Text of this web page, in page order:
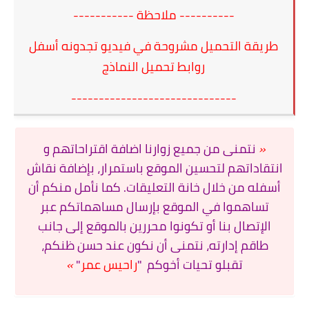
---------- ملاحظة -----------
طريقة التحميل مشروحة في فيديو تجدونه أسفل
روابط تحميل النماذج
------------------------------
« نتمنى من جميع زوارنا اضافة اقتراحاتهم و
انتقاداتهم لتحسين الموقع باستمرار، بإضافة نقاش
أسفله من خلال خانة التعليقات. كما نأمل منكم أن
تساهموا في الموقع بإرسال مساهماتكم عبر
الإتصال بنا أو تكونوا محررين بالموقع إلى جانب
طاقم إدارته، نتمنى أن نكون عند حسن ظنكم،
تقبلو تحيات أخوكم "راحيس عمر"
»